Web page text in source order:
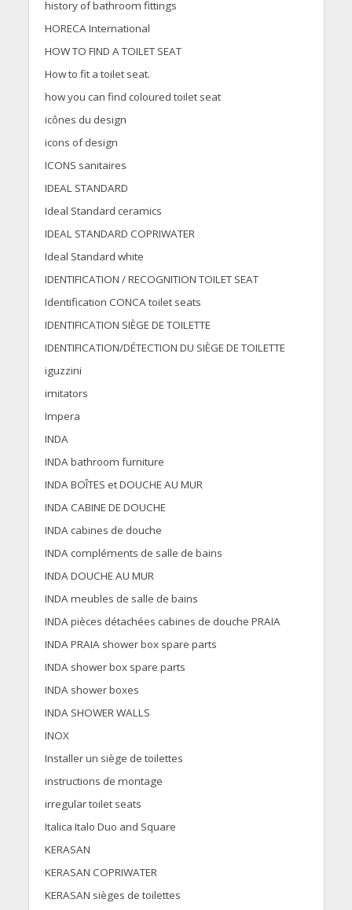
history of bathroom fittings
HORECA International
HOW TO FIND A TOILET SEAT
How to fit a toilet seat.
how you can find coloured toilet seat
icônes du design
icons of design
ICONS sanitaires
IDEAL STANDARD
Ideal Standard ceramics
IDEAL STANDARD COPRIWATER
Ideal Standard white
IDENTIFICATION / RECOGNITION TOILET SEAT
Identification CONCA toilet seats
IDENTIFICATION SIÈGE DE TOILETTE
IDENTIFICATION/DÉTECTION DU SIÈGE DE TOILETTE
iguzzini
imitators
Impera
INDA
INDA bathroom furniture
INDA BOÎTES et DOUCHE AU MUR
INDA CABINE DE DOUCHE
INDA cabines de douche
INDA compléments de salle de bains
INDA DOUCHE AU MUR
INDA meubles de salle de bains
INDA pièces détachées cabines de douche PRAIA
INDA PRAIA shower box spare parts
INDA shower box spare parts
INDA shower boxes
INDA SHOWER WALLS
INOX
Installer un siège de toilettes
instructions de montage
irregular toilet seats
Italica Italo Duo and Square
KERASAN
KERASAN COPRIWATER
KERASAN sièges de toilettes